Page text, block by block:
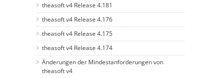
theasoft v4 Release 4.181
theasoft v4 Release 4.176
theasoft v4 Release 4.175
theasoft v4 Release 4.174
Änderungen der Mindestanforderungen von
theasoft v4